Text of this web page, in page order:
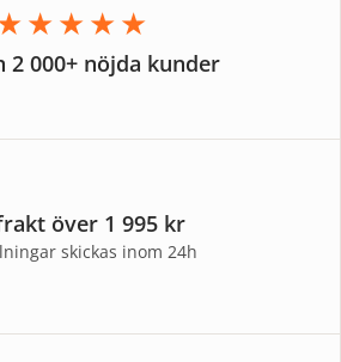
2 000+ nöjda kunder
över 1 995 kr
skickas inom 24h